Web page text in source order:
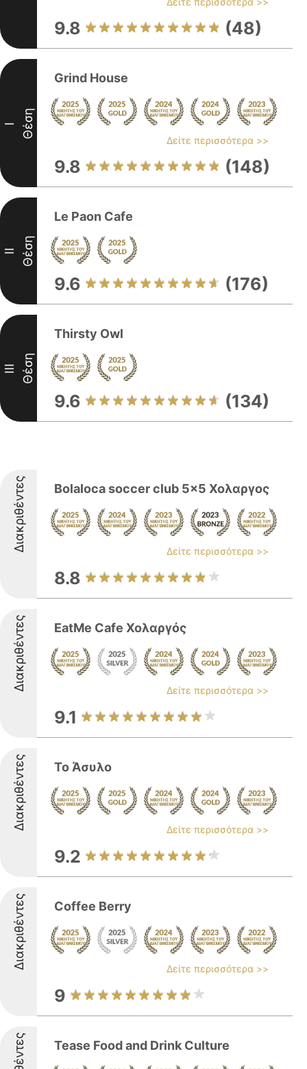
9.8 (48)
I Θέση
Grind House
Δείτε περισσότερα >>
9.8 (148)
II Θέση
Le Paon Cafe
9.6 (176)
III Θέση
Thirsty Owl
9.6 (134)
Διακριθέντες Bolaloca soccer club 5x5 Χολαργος
Δείτε περισσότερα >>
8.8
Διακριθέντες EatMe Cafe Χολαργός
Δείτε περισσότερα >>
9.1
Διακριθέντες Το Άσυλο
Δείτε περισσότερα >>
9.2
Διακριθέντες Coffee Berry
Δείτε περισσότερα >>
9
Tease Food and Drink Culture